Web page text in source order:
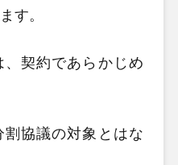
す。
契約であらかじめ
協議の対象とはな